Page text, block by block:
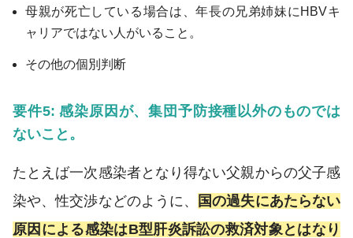
母親が死亡している場合は、年長の兄弟姉妹にHBVキ
ャリアではない人がいること。
その他の個別判断
要件5: 感染原因が、集団予防接種以外のものでは
ないこと。
たとえば一次感染者となり得ない父親からの父子感
染や、性交渉などのように、
国の過失にあたらない
原因による感染はB型肝炎訴訟の救済対象とはなり